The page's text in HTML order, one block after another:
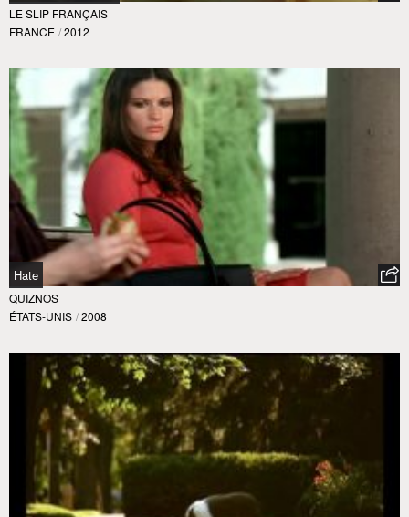
LE SLIP FRANÇAIS
FRANCE / 2012
Hate
QUIZNOS
ÉTATS-UNIS / 2008